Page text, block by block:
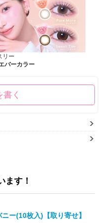
リー
バーカラー
く
ます！
ー(10枚入)【取り寄せ】